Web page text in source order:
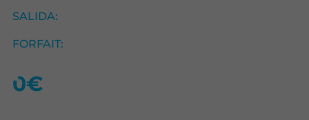
SALIDA:
FORFAIT:
0€